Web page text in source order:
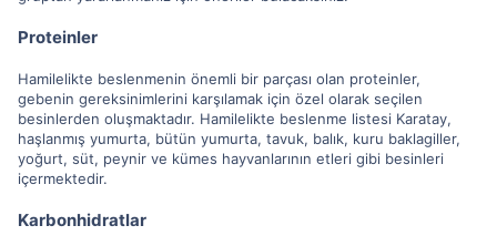
Proteinler
Hamilelikte beslenmenin önemli bir parçası olan proteinler,
gebenin gereksinimlerini karşılamak için özel olarak seçilen
besinlerden oluşmaktadır. Hamilelikte beslenme listesi Karatay,
haşlanmış yumurta, bütün yumurta, tavuk, balık, kuru baklagiller,
yoğurt, süt, peynir ve kümes hayvanlarının etleri gibi besinleri
içermektedir.
Karbonhidratlar